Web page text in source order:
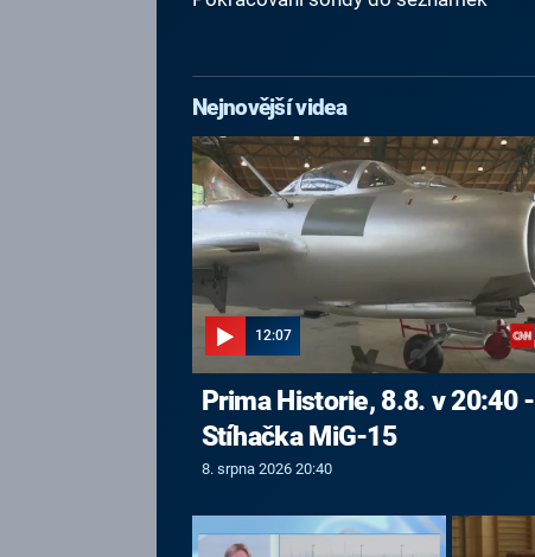
Nejnovější videa
12:07
Prima Historie, 8.8. v 20:40 -
Stíhačka MiG-15
8. srpna 2026 20:40